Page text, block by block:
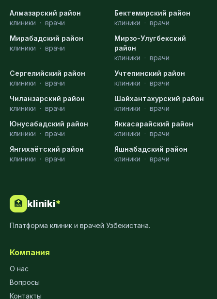
Алмазарский район
клиники · врачи
Бектемирский район
клиники · врачи
Мирабадский район
клиники · врачи
Мирзо-Улугбекский
район
клиники · врачи
Сергелийский район
клиники · врачи
Учтепинский район
клиники · врачи
Чиланзарский район
клиники · врачи
Шайхантахурский район
клиники · врачи
Юнусабадский район
клиники · врачи
Яккасарайский район
клиники · врачи
Янгихаётский район
клиники · врачи
Яшнабадский район
клиники · врачи
🏥 kliniki*
Платформа клиник и врачей Узбекистана.
Компания
О нас
Вопросы
Контакты